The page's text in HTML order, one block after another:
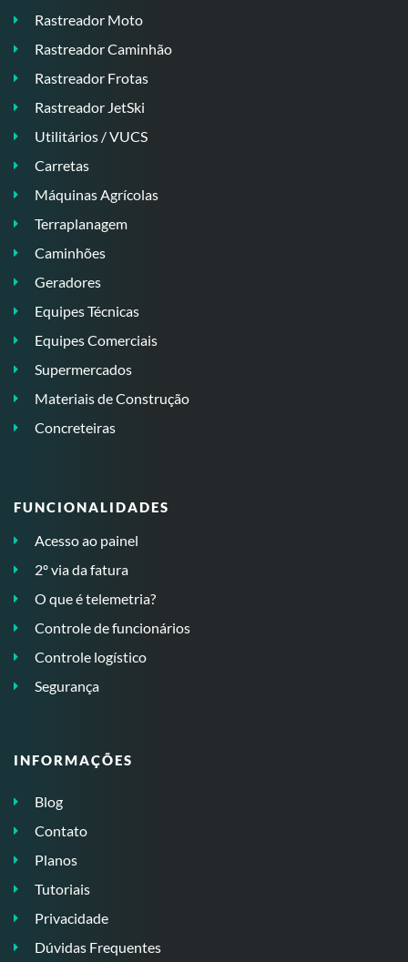
Rastreador Moto
Rastreador Caminhão
Rastreador Frotas
Rastreador JetSki
Utilitários / VUCS
Carretas
Máquinas Agrícolas
Terraplanagem
Caminhões
Geradores
Equipes Técnicas
Equipes Comerciais
Supermercados
Materiais de Construção
Concreteiras
FUNCIONALIDADES
Acesso ao painel
2º via da fatura
O que é telemetria?
Controle de funcionários
Controle logístico
Segurança
INFORMAÇÕES
Blog
Contato
Planos
Tutoriais
Privacidade
Dúvidas Frequentes